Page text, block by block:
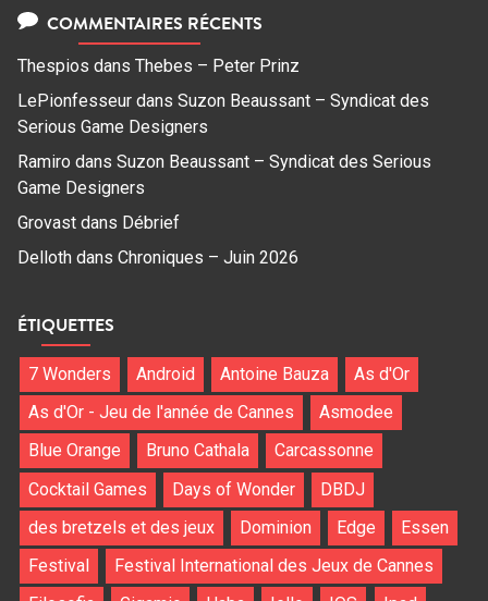
COMMENTAIRES RÉCENTS
Thespios dans Thebes – Peter Prinz
LePionfesseur dans Suzon Beaussant – Syndicat des
Serious Game Designers
Ramiro dans Suzon Beaussant – Syndicat des Serious
Game Designers
Grovast dans Débrief
Delloth dans Chroniques – Juin 2026
ÉTIQUETTES
7 Wonders Android Antoine Bauza
As d'Or
As d'Or - Jeu de l'année de Cannes
Asmodee
Blue Orange
Bruno Cathala
Carcassonne
Cocktail Games
Days of Wonder
DBDJ
des bretzels et des jeux
Dominion Edge
Essen
Festival
Festival International des Jeux de Cannes